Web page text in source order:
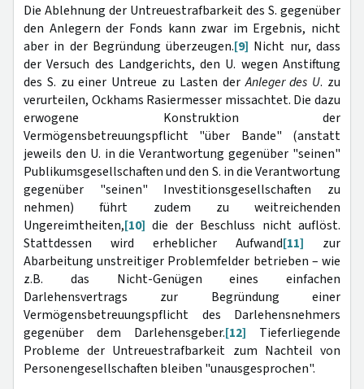
Die Ablehnung der Untreuestrafbarkeit des S. gegenüber
den Anlegern der Fonds kann zwar im Ergebnis, nicht
aber in der Begründung überzeugen.[9] Nicht nur, dass
der Versuch des Landgerichts, den U. wegen Anstiftung
des S. zu einer Untreue zu Lasten derAnleger des U. zu
verurteilen, Ockhams Rasiermesser missachtet. Die dazu
erwogene Konstruktion der
Vermögensbetreuungspflicht "über Bande" (anstatt
jeweils den U. in die Verantwortung gegenüber "seinen"
Publikumsgesellschaften und den S. in die Verantwortung
gegenüber "seinen" Investitionsgesellschaften zu
nehmen) führt zudem zu weitreichenden
Ungereimtheiten,[10] die der Beschluss nicht auflöst.
Stattdessen wird erheblicher Aufwand[11] zur
Abarbeitung unstreitiger Problemfelder betrieben – wie
z.B. das Nicht-Genügen eines einfachen
Darlehensvertrags zur Begründung einer
Vermögensbetreuungspflicht des Darlehensnehmers
gegenüber dem Darlehensgeber.[12] Tieferliegende
Probleme der Untreuestrafbarkeit zum Nachteil von
Personengesellschaften bleiben "unausgesprochen".